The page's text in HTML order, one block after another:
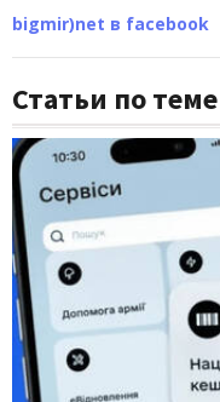
bigmir)net в facebook
Статьи по теме